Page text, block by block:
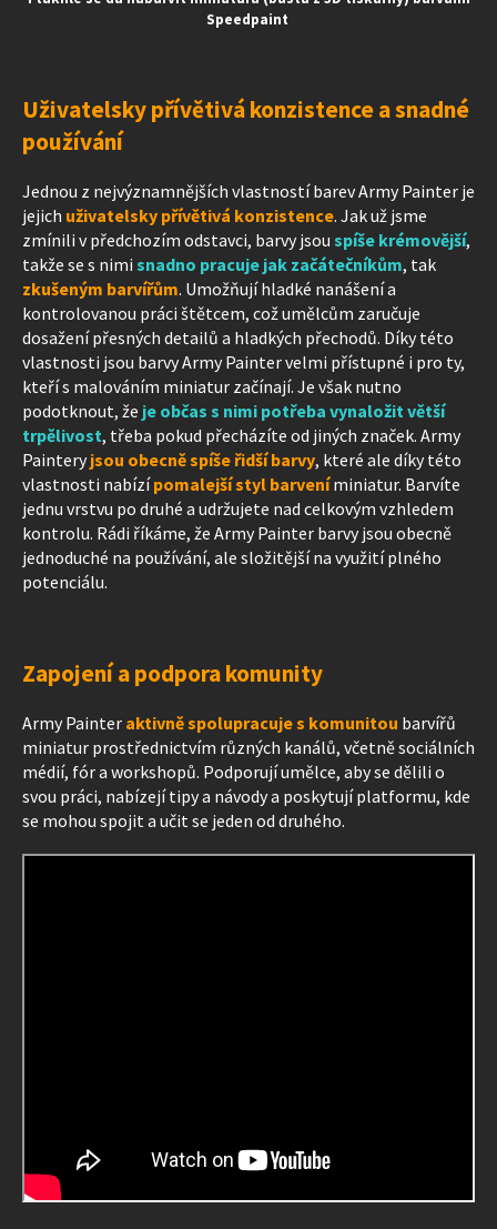
Speedpaint
Uživatelsky přívětivá konzistence a snadné
používání
Jednou z nejvýznamnějších vlastností barev Army Painter je
jejich uživatelsky přívětivá konzistence. Jak už jsme
zmínili v předchozím odstavci, barvy jsou spíše krémovější,
takže se s nimi snadno pracuje jak začátečníkům, tak
zkušeným barvířům. Umožňují hladké nanášení a
kontrolovanou práci štětcem, což umělcům zaručuje
dosažení přesných detailů a hladkých přechodů. Díky této
vlastnosti jsou barvy Army Painter velmi přístupné i pro ty,
kteří s malováním miniatur začínají. Je však nutno
podotknout, že je občas s nimi potřeba vynaložit větší
trpělivost, třeba pokud přecházíte od jiných značek. Army
Paintery jsou obecně spíše řidší barvy, které ale díky této
vlastnosti nabízípomalejší styl barveníminiatur. Barvíte
jednu vrstvu po druhé a udržujete nad celkovým vzhledem
kontrolu. Rádi říkáme, že Army Painter barvy jsou obecně
jednoduché na používání, ale složitější na využití plného
potenciálu.
Zapojení a podpora komunity
Army Painter aktivně spolupracuje s komunitou barvířů
miniatur prostřednictvím různých kanálů, včetně sociálních
médií, fór a workshopů. Podporují umělce, aby se dělili o
svou práci, nabízejí tipy a návody a poskytují platformu, kde
se mohou spojit a učit se jeden od druhého.